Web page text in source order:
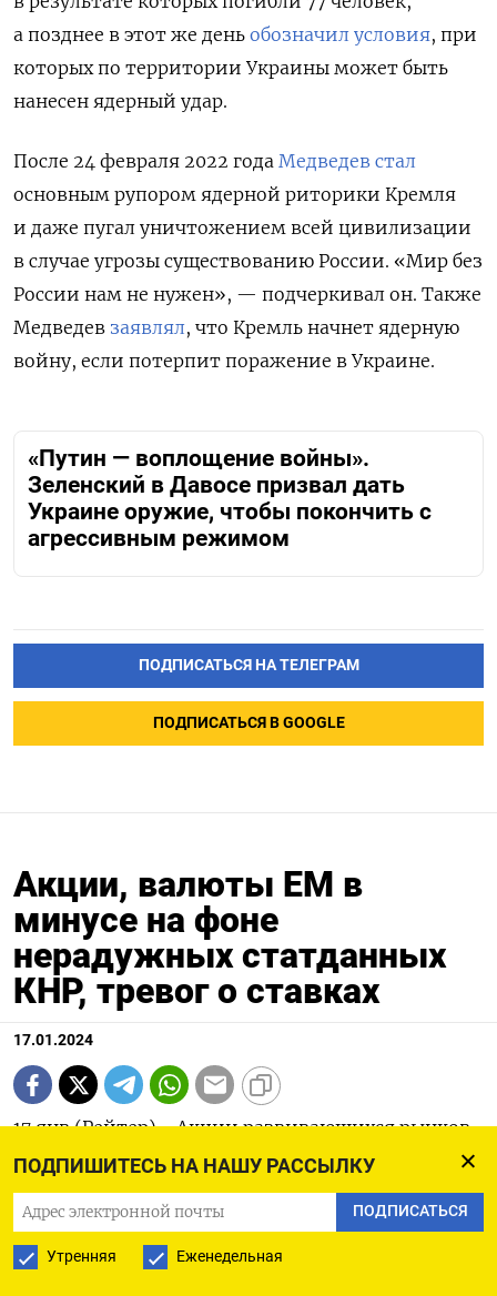
ПОДПИШИТЕСЬ НА НАШУ РАССЫЛКУ
ПОДПИСАТЬСЯ
Утренняя Еженедельная
а позднее в этот же день обозначил условия, при
которых по территории Украины может быть
нанесен ядерный удар.
После 24 февраля 2022 года Медведев стал
основным рупором ядерной риторики Кремля
и даже пугал уничтожением всей цивилизации
в случае угрозы существованию России. «Мир без
России нам не нужен», — подчеркивал он. Также
Медведев заявлял, что Кремль начнет ядерную
войну, если потерпит поражение в Украине.
«Путин — воплощение войны».
Зеленский в Давосе призвал дать
Украине оружие, чтобы покончить с
агрессивным режимом
ПОДПИСАТЬСЯ НА ТЕЛЕГРАМ
ПОДПИСАТЬСЯ В GOOGLE
Акции, валюты ЕМ в
минусе на фоне
нерадужных статданных
КНР, тревог о ставках
17.01.2024
17 янв (Рейтер) - Акции развивающихся рынков
отступают в среду, достигнув минимума двух
месяцев после ряда неутешительных
экономических данных Китая и ослабления
ожиданий снижения процентных ставок в США.